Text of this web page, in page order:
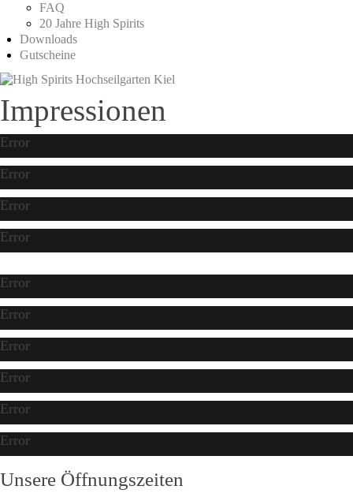
FAQ
20 Jahre High Spirits
Downloads
Gutscheine
Impressionen
Error
Error
Error
Error
Error
Error
Error
Error
Error
Error
Unsere Öffnungszeiten